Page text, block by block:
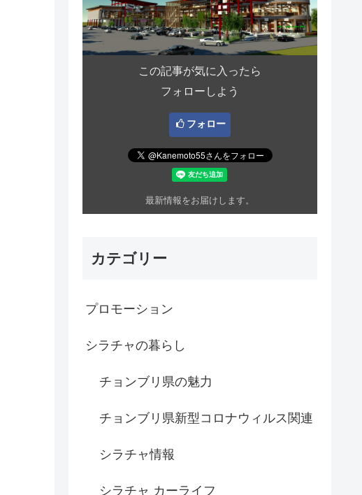
この記事が気に入ったら
フォローしよう
フォロー
最新情報をお届けします。
カテゴリー
プロモーション
シラチャの暮らし
チョンブリ県の魅力
チョンブリ県新型コロナウィルス関連
シラチャ情報
シラチャ カーライフ